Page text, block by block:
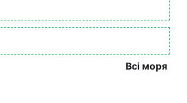
Всі моря